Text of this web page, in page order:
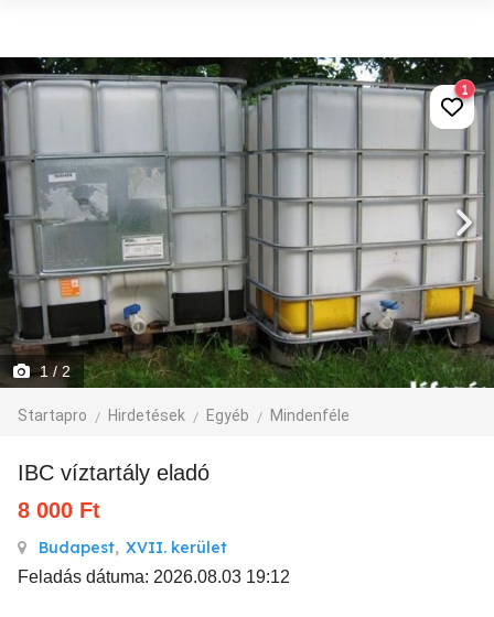
1 / 2
Startapro Hirdetések Egyéb Mindenféle
1
IBC víztartály eladó
8 000 Ft
Budapest, XVII. kerület
Feladás dátuma: 2026.08.03 19:12